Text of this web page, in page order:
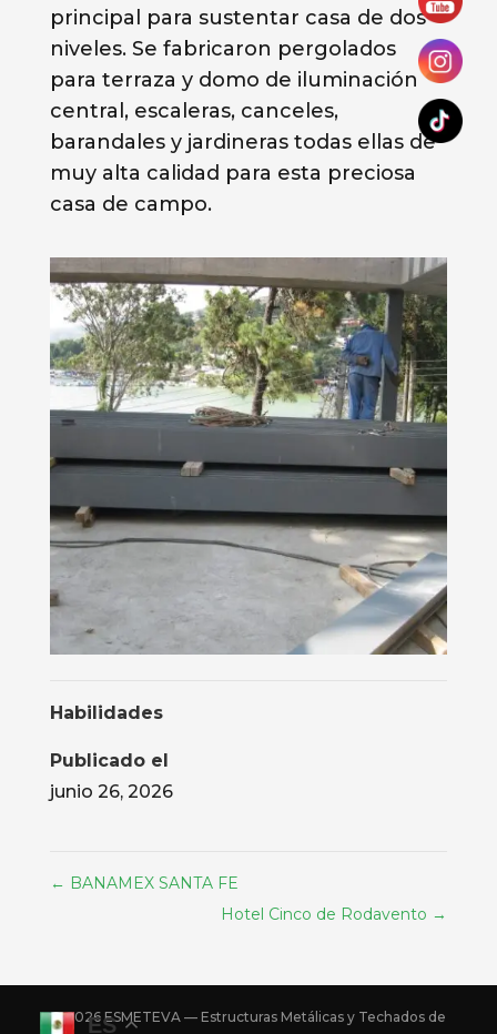
principal para sustentar casa de dos
niveles. Se fabricaron pergolados
para terraza y domo de iluminación
central, escaleras, canceles,
barandales y jardineras todas ellas de
muy alta calidad para esta preciosa
casa de campo.
Habilidades
Publicado el
junio 26, 2026
← BANAMEX SANTA FE
Hotel Cinco de Rodavento →
© 2026 ESMETEVA — Estructuras Metálicas y Techados de
ES